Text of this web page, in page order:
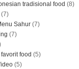
tradisional food (8)
(7)
Sahur (7)
(7)
food (5)
(5)